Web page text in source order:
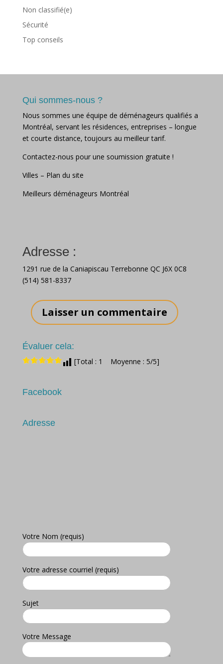
Non classifié(e)
Sécurité
Top conseils
Qui sommes-nous ?
Nous sommes une équipe de déménageurs qualifiés a
Montréal, servant les résidences, entreprises – longue
et courte distance, toujours au meilleur tarif.
Contactez-nous pour une soumission gratuite !
Villes – Plan du site
Meilleurs déménageurs Montréal
Adresse :
1291 rue de la Caniapiscau Terrebonne QC J6X 0C8
(514) 581-8337
Laisser un commentaire
Évaluer cela:
[Total : 1 Moyenne : 5/5]
Facebook
Adresse
Votre Nom (requis)
Votre adresse courriel (requis)
Sujet
Votre Message